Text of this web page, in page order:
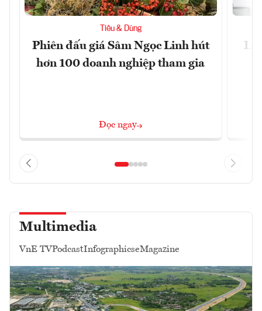
Tiêu & Dùng
Phiên đấu giá Sâm Ngọc Linh hút
hơn 100 doanh nghiệp tham gia
Đọc ngay
Multimedia
VnE TVPodcastInfographicseMagazine